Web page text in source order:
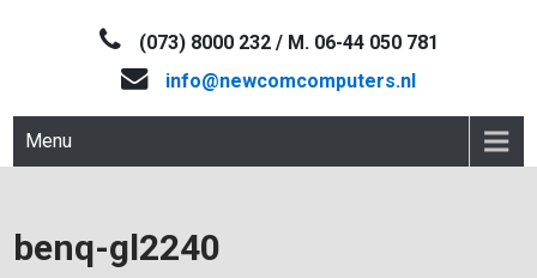
NEWCOM(073) 8000 232 / M. 06-44 050 781
info@newcomcomputers.nl
Menu
benq-gl2240